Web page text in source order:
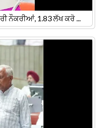
ਨੌਕਰੀਆਂ, 1.83 ਲੱਖ ਕਰੋ ...